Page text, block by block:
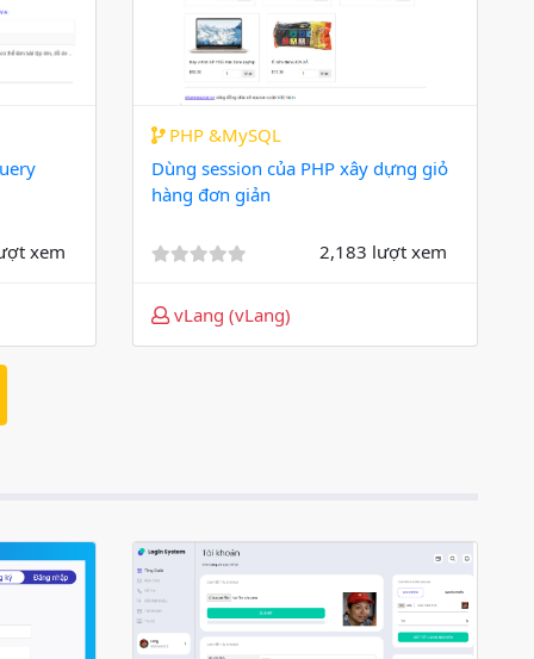
"
vLangvừa đăng miễn phí source
Dùng session của PHP xây dựng
giỏ hàng đơn giản
xem
PHP &MySQL
Dùng session của PHP xây dựng giỏ
hàng đơn giản
2,183 lượt xem
vLang (vLang)